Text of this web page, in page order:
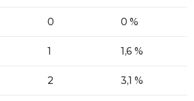
0 0 %
1 1,6 %
2 3,1 %